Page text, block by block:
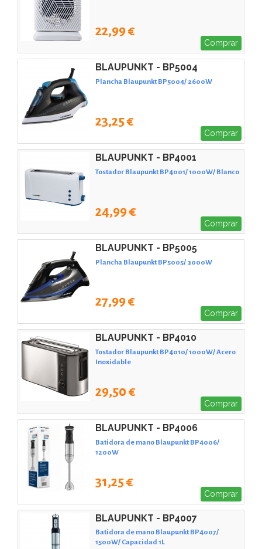
22,99 €
Comprar
BLAUPUNKT - BP5004
Plancha Blaupunkt BP5004/ 2600W
23,25 €
Comprar
BLAUPUNKT - BP4001
Tostador Blaupunkt BP4001/ 1000W/ Blanco
24,99 €
Comprar
BLAUPUNKT - BP5005
Plancha Blaupunkt BP5005/ 3000W
27,99 €
Comprar
BLAUPUNKT - BP4010
Tostador Blaupunkt BP4010/ 1000W/ Acero
Inoxidable
29,50 €
Comprar
BLAUPUNKT - BP4006
Batidora de mano Blaupunkt BP4006/
1200W
31,25 €
Comprar
BLAUPUNKT - BP4007
Batidora de mano Blaupunkt BP4007/
1500W/ Capacidad 1L